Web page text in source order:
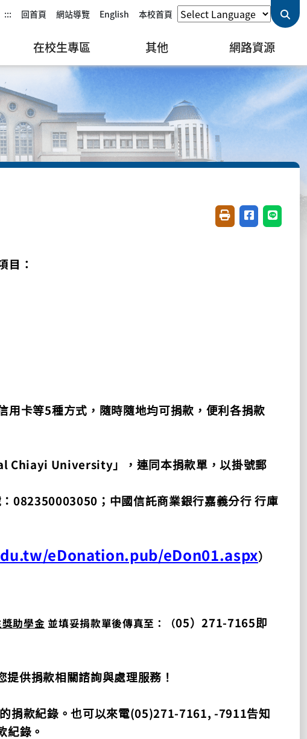
::: 回首頁 網站導覽 English 本校首頁
在校生專區 其他 網路資源
友善列印(開新視窗)
分享至臉書(
分享至
目：
用卡等5種方式，隨時隨地均可捐款，便利各捐款
Chiayi University 」，連同本捐款單，以掛號郵
082350003050 ；中國信託商業銀行嘉義分行 行庫
eDonation.pub/eDon01.aspx）
助學金 並填妥捐款單後傳真至：（05）271-7165即
提供捐款相關諮詢與處理服務！
捐款紀錄。也可以來電(05)271-7161, -7911告知
紀錄。